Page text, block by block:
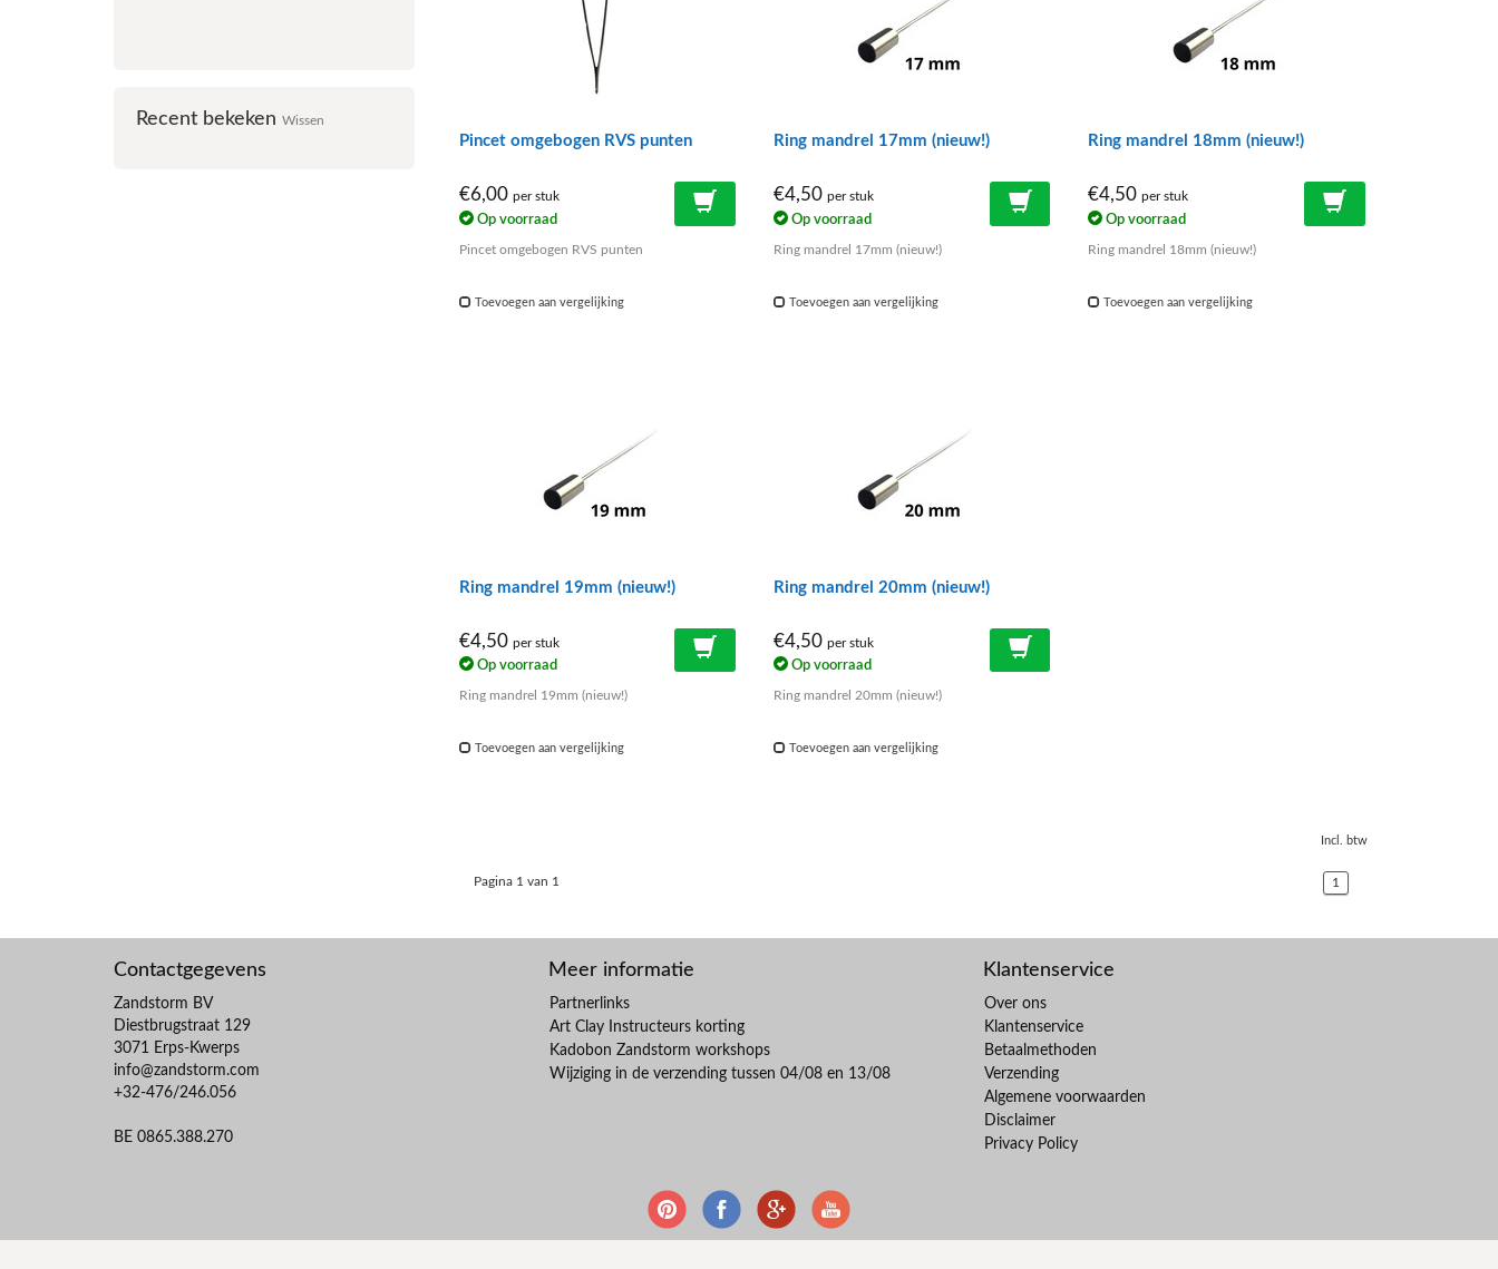
Recent bekeken Wissen
Pincet omgebogen RVS punten
€6,00 per stuk
Op voorraad
Pincet omgebogen RVS punten
Toevoegen aan vergelijking
Ring mandrel 17mm (nieuw!)
€4,50 per stuk
Op voorraad
Ring mandrel 17mm (nieuw!)
Toevoegen aan vergelijking
Ring mandrel 18mm (nieuw!)
€4,50per stuk
Op voorraad
Ring mandrel 18mm (nieuw!)
Toevoegen aan vergelijking
Ring mandrel 19mm (nieuw!)
€4,50 per stuk
Op voorraad
Ring mandrel 19mm (nieuw!)
Toevoegen aan vergelijking
Ring mandrel 20mm (nieuw!)
€4,50 per stuk
Op voorraad
Ring mandrel 20mm (nieuw!)
Toevoegen aan vergelijking
Incl. btw
Pagina 1 van 1 1
Contactgegevens
Zandstorm BV
Diestbrugstraat 129
3071 Erps-Kwerps
info@zandstorm.com
+32-476/246.056
BE 0865.388.270
Meer informatie
Partnerlinks
Art Clay Instructeurs korting
Kadobon Zandstorm workshops
Wijziging in de verzending tussen 04/08 en 13/08
Klantenservice
Over ons
Klantenservice
Betaalmethoden
Verzending
Algemene voorwaarden
Disclaimer
Privacy Policy